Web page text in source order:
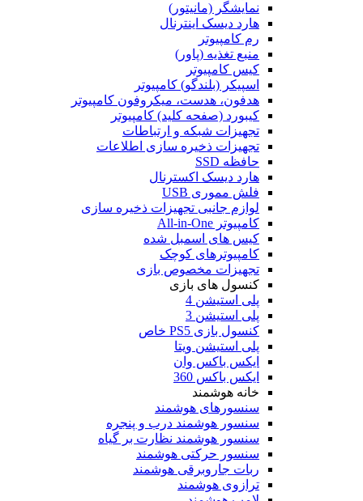
نمایشگر (مانیتور)
هارد دیسک اینترنال
رم کامپیوتر
منبع تغذیه (پاور)
کیس کامپیوتر
اسپیکر (بلندگو) کامپیوتر
هدفون، هدست، میکروفون کامپیوتر
کیبورد (صفحه کلید) کامپیوتر
تجهیزات شبکه و ارتباطات
تجهیزات ذخیره سازی اطلاعات
حافظه SSD
هارد دیسک اکسترنال
فلش مموری USB
لوازم جانبی تجهیزات ذخیره سازی
کامپیوتر All-in-One
کیس های اسمبل شده
کامپیوترهای کوچک
تجهیزات مخصوص بازی
کنسول های بازی
پلی استیشن 4
پلی استیشن 3
کنسول بازی PS5 خاص
پلی استیشن ویتا
ایکس باکس وان
ایکس باکس 360
خانه هوشمند
سنسورهای هوشمند
سنسور هوشمند درب و پنجره
سنسور هوشمند نظارت بر گیاه
سنسور حرکتی هوشمند
ربات جاروبرقی هوشمند
ترازوی هوشمند